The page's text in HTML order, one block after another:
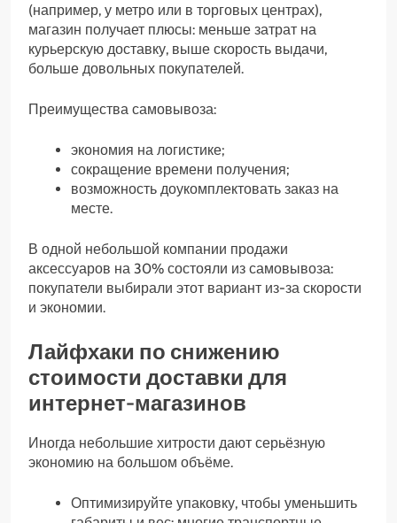
(например, у метро или в торговых центрах),
магазин получает плюсы: меньше затрат на
курьерскую доставку, выше скорость выдачи,
больше довольных покупателей.
Преимущества самовывоза:
экономия на логистике;
сокращение времени получения;
возможность доукомплектовать заказ на
месте.
В одной небольшой компании продажи
аксессуаров на 30% состояли из самовывоза:
покупатели выбирали этот вариант из-за скорости
и экономии.
Лайфхаки по снижению
стоимости доставки для
интернет-магазинов
Иногда небольшие хитрости дают серьёзную
экономию на большом объёме.
Оптимизируйте упаковку, чтобы уменьшить